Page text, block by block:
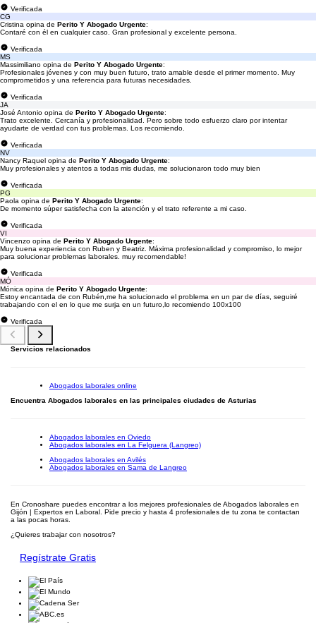
Verificada
CG
Cristina opina de Perito Y Abogado Urgente:
Contaré con él en cualquier caso. Gran profesional y excelente persona.
Verificada
MS
Massimiliano opina de Perito Y Abogado Urgente:
Profesionales jóvenes y con muy buen futuro, trato amable desde el primer momento. Muy
comprometidos y una referencia para futuras necesidades.
Verificada
JA
José Antonio opina de Perito Y Abogado Urgente:
Trato excelente. Cercanía y profesionalidad. Pero sobre todo esfuerzo claro por intentar
ayudarte de verdad con tus problemas. Los recomiendo.
Verificada
NV
Nancy Raquel opina de Perito Y Abogado Urgente:
Muy profesionales y atentos a todas mis dudas, me solucionaron todo muy bien
Verificada
PG
Paola opina de Perito Y Abogado Urgente:
De momento súper satisfecha con la atención y el trato referente a mi caso.
Verificada
VI
Vincenzo opina de Perito Y Abogado Urgente:
Muy buena experiencia con Ruben y Beatriz. Máxima profesionalidad y compromiso, lo mejor
para solucionar problemas laborales. muy recomendable!
Verificada
MÓ
Mónica opina de Perito Y Abogado Urgente:
Estoy encantada de con Rubén,me ha solucionado el problema en un par de días, seguiré
trabajando con el en lo que me surja en un futuro,lo recomiendo 100x100
Verificada
Servicios relacionados
Abogados laborales online
Encuentra Abogados laborales en las principales ciudades de Asturias
Abogados laborales en Oviedo
Abogados laborales en La Felguera (Langreo)
Abogados laborales en Avilés
Abogados laborales en Sama de Langreo
En Cronoshare puedes encontrar a los mejores profesionales de Abogados laborales en
Gijón | Expertos en Laboral. Pide precio y hasta 4 profesionales de tu zona te contactan
a las pocas horas.
¿Quieres trabajar con nosotros?
Regístrate Gratis